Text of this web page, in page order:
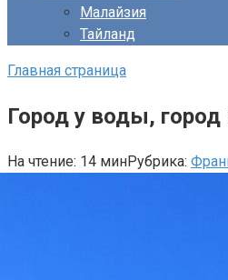
Малайзия
Тайланд
Главная страница
Город у воды,
На чтение: 14 минРубрика: